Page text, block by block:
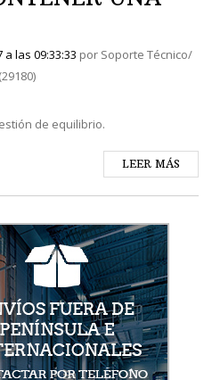
a las 09:33:33 por Soporte Técnico/
de equilibrio.
LEER MÁS